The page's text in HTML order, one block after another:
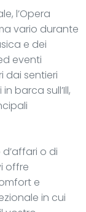
l’Opera
vario durante
e dei
eventi
dai sentieri
barca sull’Ill,
o di
offre
e
in cui